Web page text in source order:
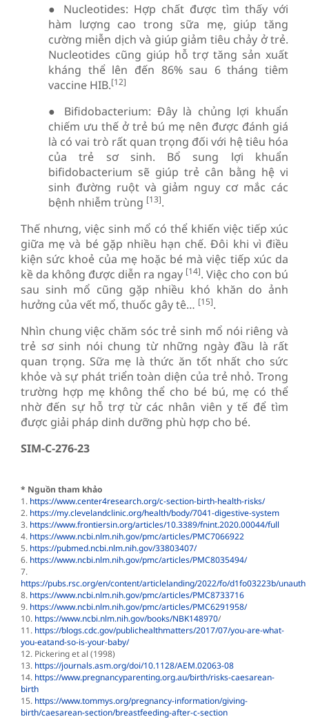
● Nucleotides: Hợp chất được tìm thấy với
hàm lượng cao trong sữa mẹ, giúp tăng
cường miễn dịch và giúp giảm tiêu chảy ở trẻ.
Nucleotides cũng giúp hỗ trợ tăng sản xuất
kháng thể lên đến 86% sau 6 tháng tiêm
vaccine HIB.[12]
● Bifidobacterium: Đây là chủng lợi khuẩn
chiếm ưu thế ở trẻ bú mẹ nên được đánh giá
là có vai trò rất quan trọng đối với hệ tiêu hóa
của trẻ sơ sinh. Bổ sung lợi khuẩn
bifidobacterium sẽ giúp trẻ cân bằng hệ vi
sinh đường ruột và giảm nguy cơ mắc các
bệnh nhiễm trùng [13].
Thế nhưng, việc sinh mổ có thể khiến việc tiếp xúc
giữa mẹ và bé gặp nhiều hạn chế. Đôi khi vì điều
kiện sức khoẻ của mẹ hoặc bé mà việc tiếp xúc da
kề da không được diễn ra ngay [14]. Việc cho con bú
sau sinh mổ cũng gặp nhiều khó khăn do ảnh
hưởng của vết mổ, thuốc gây tê… [15].
Nhìn chung việc chăm sóc trẻ sinh mổ nói riêng và
trẻ sơ sinh nói chung từ những ngày đầu là rất
quan trọng. Sữa mẹ là thức ăn tốt nhất cho sức
khỏe và sự phát triển toàn diện của trẻ nhỏ. Trong
trường hợp mẹ không thể cho bé bú, mẹ có thể
nhờ đến sự hỗ trợ từ các nhân viên y tế để tìm
được giải pháp dinh dưỡng phù hợp cho bé.
SIM-C-276-23
* Nguồn tham khảo
1. https://www.center4research.org/c-section-birth-health-risks/
2. https://my.clevelandclinic.org/health/body/7041-digestive-system
3. https://www.frontiersin.org/articles/10.3389/fnint.2020.00044/full
4. https://www.ncbi.nlm.nih.gov/pmc/articles/PMC7066922
5. https://pubmed.ncbi.nlm.nih.gov/33803407/
6. https://www.ncbi.nlm.nih.gov/pmc/articles/PMC8035494/
7.
https://pubs.rsc.org/en/content/articlelanding/2022/fo/d1fo03223b/unauth
8. https://www.ncbi.nlm.nih.gov/pmc/articles/PMC8733716
9. https://www.ncbi.nlm.nih.gov/pmc/articles/PMC6291958/
10. https://www.ncbi.nlm.nih.gov/books/NBK148970/
11. https://blogs.cdc.gov/publichealthmatters/2017/07/you-are-what-
you-eatand-so-is-your-baby/
12. Pickering et al (1998)
13. https://journals.asm.org/doi/10.1128/AEM.02063-08
14. https://www.pregnancyparenting.org.au/birth/risks-caesarean-
birth
15. https://www.tommys.org/pregnancy-information/giving-
birth/caesarean-section/breastfeeding-after-c-section